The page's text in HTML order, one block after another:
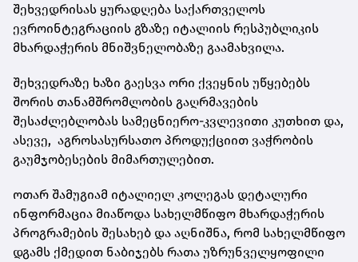
შეხვედრისას ყურადღება საქართველოს
ევროინტეგრაციის გზაზე იტალიის რესპუბლიკის
მხარდაჭერის მნიშვნელობაზე გაამახვილა.
შეხვედრაზე ხაზი გაესვა ორი ქვეყნის უწყებებს
შორის თანამშრომლობის გაღრმავების
შესაძლებლობას სამეცნიერო-კვლევითი კუთხით და,
ასევე, აგროსასურსათო პროდუქციით ვაჭრობის
გაუმჯობესების მიმართულებით.
ოთარ შამუგიამ იტალიელ კოლეგას დეტალური
ინფორმაცია მიაწოდა სახელმწიფო მხარდაჭერის
პროგრამების შესახებ და აღნიშნა, რომ სახელმწიფო
დგამს ქმედით ნაბიჯებს რათა უზრუნველყოფილი